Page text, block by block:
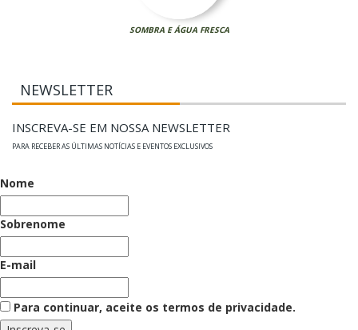
SOMBRA E ÁGUA FRESCA
NEWSLETTER
INSCREVA-SE EM NOSSA NEWSLETTER
PARA RECEBER AS ÚLTIMAS NOTÍCIAS E EVENTOS EXCLUSIVOS
Nome
Sobrenome
E-mail
Para continuar, aceite os termos de privacidade.